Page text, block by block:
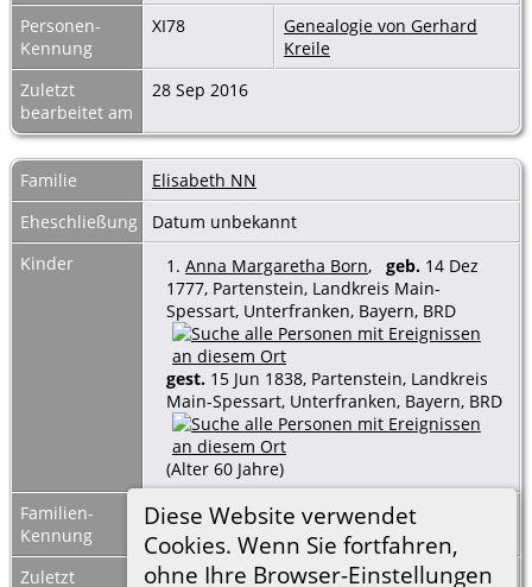
Diese Website verwendet
Cookies. Wenn Sie fortfahren,
ohne Ihre Browser-Einstellungen
Personen-
Kennung
XI78
Genealogie von Gerhard
Kreile
Zuletzt
bearbeitet am
28 Sep 2016
Familie
Elisabeth NN
Eheschließung
Datum unbekannt
Kinder
1. Anna Margaretha Born, geb. 14 Dez
1777, Partenstein, Landkreis Main-
Spessart, Unterfranken, Bayern, BRD
gest. 15 Jun 1838, Partenstein, Landkreis
Main-Spessart, Unterfranken, Bayern, BRD
(Alter 60 Jahre)
Familien-
Kennung
XF56 Familienblatt|
Familientafel
Zuletzt
7 Mai 2024